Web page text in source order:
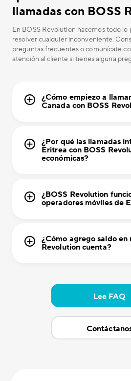
llamadas con BOSS
En BOSS Revolution hacemos todo lo
resolver cualquier inconveniente.
preguntas frecuentes o comunícate
atención al cliente si tienes alguna
¿Cómo empiezo a
Canada con BOSS
¿Por qué las llamadas
Eritrea con BOSS
económicas?
¿BOSS Revolution
operadores móviles de
¿Cómo agrego saldo en
Revolution cuenta?
Lee FAQ